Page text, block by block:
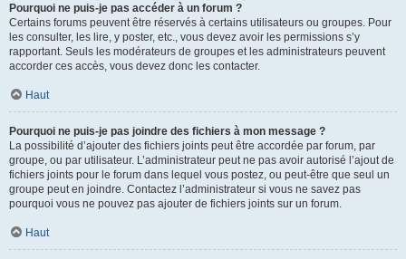
Pourquoi ne puis-je pas accéder à un forum ?
Certains forums peuvent être réservés à certains utilisateurs ou groupes. Pour
les consulter, les lire, y poster, etc., vous devez avoir les permissions s’y
rapportant. Seuls les modérateurs de groupes et les administrateurs peuvent
accorder ces accès, vous devez donc les contacter.
Haut
Pourquoi ne puis-je pas joindre des fichiers à mon message ?
La possibilité d’ajouter des fichiers joints peut être accordée par forum, par
groupe, ou par utilisateur. L’administrateur peut ne pas avoir autorisé l’ajout de
fichiers joints pour le forum dans lequel vous postez, ou peut-être que seul un
groupe peut en joindre. Contactez l’administrateur si vous ne savez pas
pourquoi vous ne pouvez pas ajouter de fichiers joints sur un forum.
Haut